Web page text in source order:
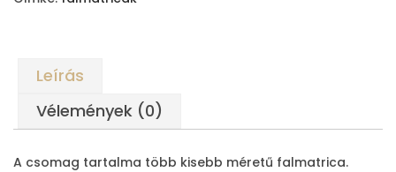
r
ő
s
n
Leírás
Vélemények (0)
A csomag tartalma több kisebb méretű falmatrica.